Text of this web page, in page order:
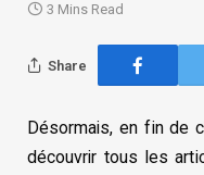
3 Mins Read
Share
Désormais, en fin de
découvrir tous les